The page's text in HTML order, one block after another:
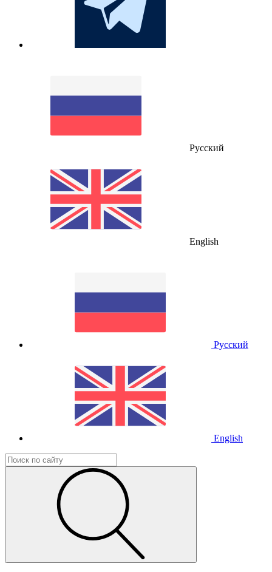
Русский
English
Русский
English